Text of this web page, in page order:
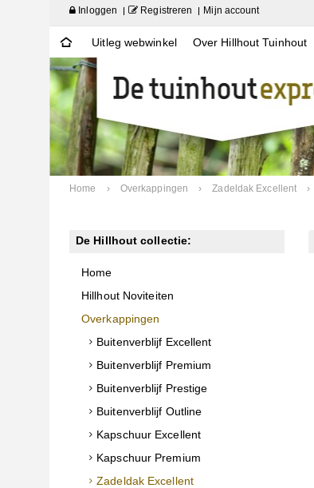
Inloggen Registreren Mijn account
Uitleg webwinkel Over Hillhout Tuinhout
Home › Overkappingen › Zadeldak Excellent ›
De Hillhout collectie:
Home
Hillhout Noviteiten
Overkappingen
Buitenverblijf Excellent
Buitenverblijf Premium
Buitenverblijf Prestige
Buitenverblijf Outline
Kapschuur Excellent
Kapschuur Premium
Zadeldak Excellent